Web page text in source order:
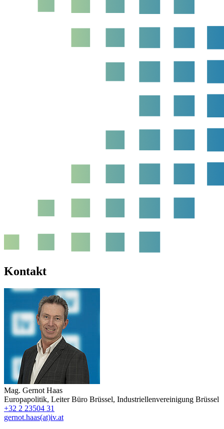
Kontakt
Mag. Gernot Haas
Europapolitik, Leiter Büro Brüssel, Industriellenvereinigung Brüssel
+32 2 23504 31
gernot.haas(at)iv.at